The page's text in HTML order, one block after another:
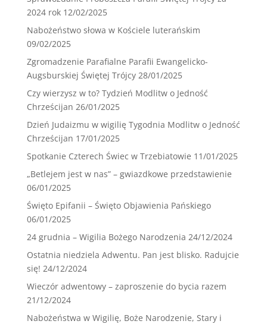
2024 rok 12/02/2025
Nabożeństwo słowa w Kościele luterańskim
09/02/2025
Zgromadzenie Parafialne Parafii Ewangelicko-
Augsburskiej Świętej Trójcy 28/01/2025
Czy wierzysz w to? Tydzień Modlitw o Jedność
Chrześcijan 26/01/2025
Dzień Judaizmu w wigilię Tygodnia Modlitw o Jedność
Chrześcijan 17/01/2025
Spotkanie Czterech Świec w Trzebiatowie 11/01/2025
„Betlejem jest w nas” – gwiazdkowe przedstawienie
06/01/2025
Święto Epifanii – Święto Objawienia Pańskiego
06/01/2025
24 grudnia – Wigilia Bożego Narodzenia 24/12/2024
Ostatnia niedziela Adwentu. Pan jest blisko. Radujcie
się! 24/12/2024
Wieczór adwentowy – zaproszenie do bycia razem
21/12/2024
Nabożeństwa w Wigilię, Boże Narodzenie, Stary i